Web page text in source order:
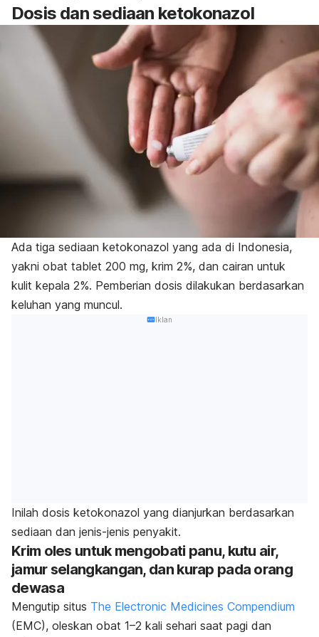
Dosis dan sediaan ketokonazol
Ada tiga sediaan ketokonazol yang ada di Indonesia,
yakni obat tablet 200 mg, krim 2%, dan cairan untuk
kulit kepala 2%. Pemberian dosis dilakukan berdasarkan
keluhan yang muncul.
Iklan
Inilah dosis ketokonazol yang dianjurkan berdasarkan
sediaan dan jenis-jenis penyakit.
Krim oles untuk mengobati panu, kutu air,
jamur selangkangan, dan kurap pada orang
dewasa
Mengutip situs The Electronic Medicines Compendium
(EMC), oleskan obat 1–2 kali sehari saat pagi dan